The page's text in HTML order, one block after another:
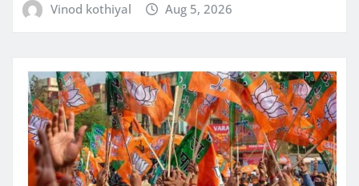
Vinod kothiyal Aug 5, 2026